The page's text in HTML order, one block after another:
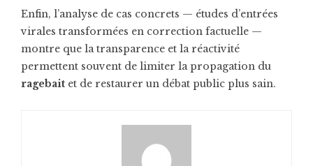
Enfin, l’analyse de cas concrets — études d’entrées
virales transformées en correction factuelle —
montre que la transparence et la réactivité
permettent souvent de limiter la propagation du
ragebait et de restaurer un débat public plus sain.